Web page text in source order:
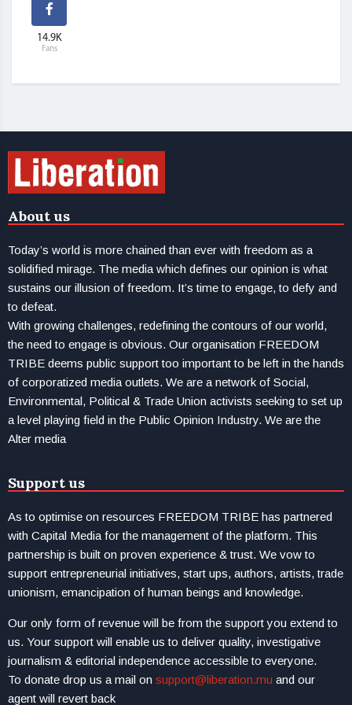
14.9K
Fans
About us
Today’s world is more chained than ever with freedom as a
solidified mirage. The media which defines our opinion is what
sustains our illusion of freedom. It’s time to engage, to defy and
to defeat.
With growing challenges, redefining the contours of our world,
the need to engage is obvious. Our organisation FREEDOM
TRIBE deems public support too important to be left in the hands
of corporatized media outlets. We are a network of Social,
Environmental, Political & Trade Union activists seeking to set up
a level playing field in the Public Opinion Industry. We are the
Alter media
Support us
As to optimise on resources FREEDOM TRIBE has partnered
with Capital Media for the management of the platform. This
partnership is built on proven experience & trust. We vow to
support entrepreneurial initiatives, start ups, authors, artists, trade
unionism, emancipation of human beings and knowledge.
Our only form of revenue will be from the support you extend to
us. Your support will enable us to deliver quality, investigative
journalism & editorial independence accessible to everyone.
To donate drop us a mail on support@liberation.mu and our
agent will revert back